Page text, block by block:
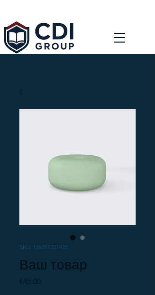
SKU: 126351351935
Ваш товар
€45.00Price